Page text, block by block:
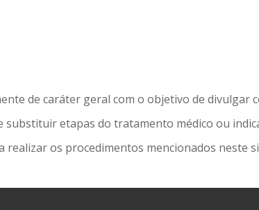
de caráter geral com o objetivo de divulgar
substituir etapas do tratamento médico ou
os procedimentos mencionados neste